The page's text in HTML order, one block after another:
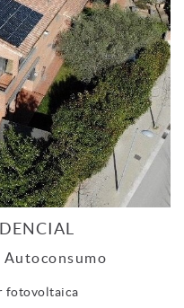
fotovoltaica